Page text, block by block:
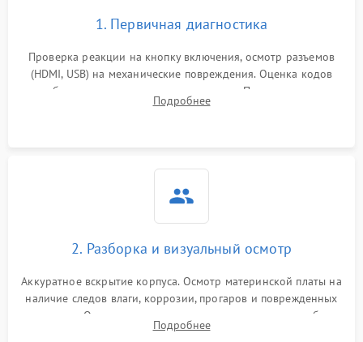
1. Первичная диагностика
Проверка реакции на кнопку включения, осмотр разъемов
(HDMI, USB) на механические повреждения. Оценка кодов
ошибок на экране или по индикаторам. Проверка чтения
дисков, работы геймпадов и наличия гарантийных пломб.
Подробнее
2. Разборка и визуальный осмотр
Аккуратное вскрытие корпуса. Осмотр материнской платы на
наличие следов влаги, коррозии, прогаров и поврежденных
элементов. Оценка состояния системы охлаждения, турбины
кулера и степени загрязнения радиатора пылью.
Подробнее